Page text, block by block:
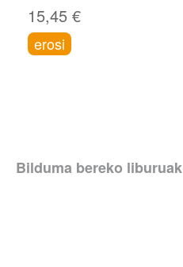
15,45 €
erosi
Bilduma bereko liburuak